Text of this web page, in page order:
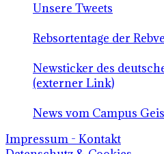
Unsere Tweets
Rebsortentage der
Newsticker des
(externer Link)
News vom Campus
Impressum - Kontakt